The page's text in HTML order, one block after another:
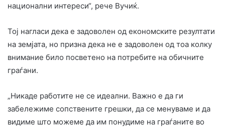
национални интереси“, рече Вучиќ.
Тој нагласи дека е задоволен од економските резултати
на земјата, но призна дека не е задоволен од тоа колку
внимание било посветено на потребите на обичните
граѓани.
„Никаде работите не се идеални. Важно е да ги
забележиме сопствените грешки, да се менуваме и да
видиме што можеме да им понудиме на граѓаните во